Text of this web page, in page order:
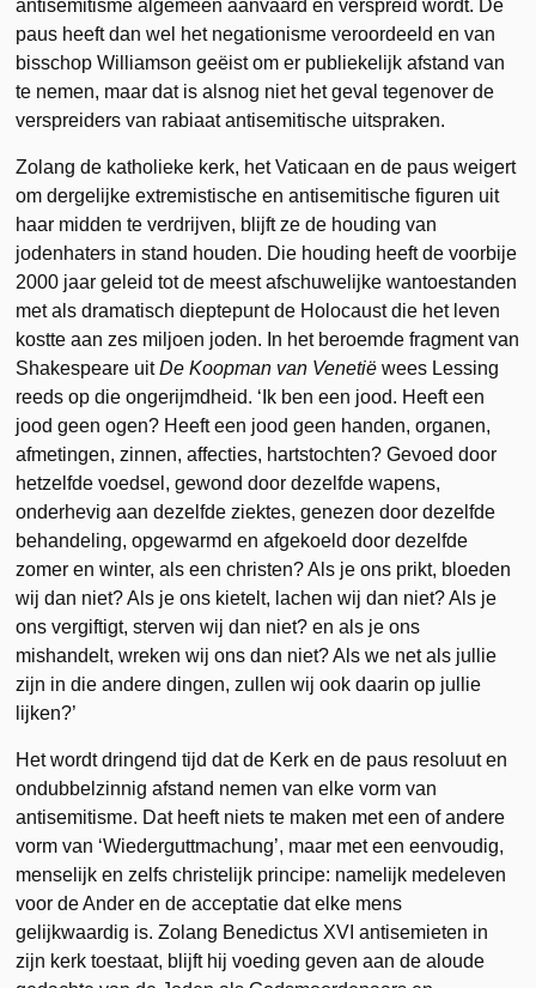
antisemitisme algemeen aanvaard en verspreid wordt. De
paus heeft dan wel het negationisme veroordeeld en van
bisschop Williamson geëist om er publiekelijk afstand van
te nemen, maar dat is alsnog niet het geval tegenover de
verspreiders van rabiaat antisemitische uitspraken.
Zolang de katholieke kerk, het Vaticaan en de paus weigert
om dergelijke extremistische en antisemitische figuren uit
haar midden te verdrijven, blijft ze de houding van
jodenhaters in stand houden. Die houding heeft de voorbije
2000 jaar geleid tot de meest afschuwelijke wantoestanden
met als dramatisch dieptepunt de Holocaust die het leven
kostte aan zes miljoen joden. In het beroemde fragment van
Shakespeare uitDe Koopman van Venetië wees Lessing
reeds op die ongerijmdheid. ‘Ik ben een jood. Heeft een
jood geen ogen? Heeft een jood geen handen, organen,
afmetingen, zinnen, affecties, hartstochten? Gevoed door
hetzelfde voedsel, gewond door dezelfde wapens,
onderhevig aan dezelfde ziektes, genezen door dezelfde
behandeling, opgewarmd en afgekoeld door dezelfde
zomer en winter, als een christen? Als je ons prikt, bloeden
wij dan niet? Als je ons kietelt, lachen wij dan niet? Als je
ons vergiftigt, sterven wij dan niet? en als je ons
mishandelt, wreken wij ons dan niet? Als we net als jullie
zijn in die andere dingen, zullen wij ook daarin op jullie
lijken?’
Het wordt dringend tijd dat de Kerk en de paus resoluut en
ondubbelzinnig afstand nemen van elke vorm van
antisemitisme. Dat heeft niets te maken met een of andere
vorm van ‘Wiederguttmachung’, maar met een eenvoudig,
menselijk en zelfs christelijk principe: namelijk medeleven
voor de Ander en de acceptatie dat elke mens
gelijkwaardig is. Zolang Benedictus XVI antisemieten in
zijn kerk toestaat, blijft hij voeding geven aan de aloude